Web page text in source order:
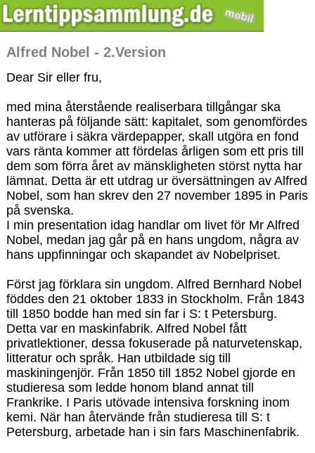
Alfred Nobel - 2.Version
Dear Sir eller fru,
med mina återstående realiserbara tillgångar ska
hanteras på följande sätt: kapitalet, som genomfördes
av utförare i säkra värdepapper, skall utgöra en fond
vars ränta kommer att fördelas årligen som ett pris till
dem som förra året av mänskligheten störst nytta har
lämnat. Detta är ett utdrag ur översättningen av Alfred
Nobel, som han skrev den 27 november 1895 in Paris
på svenska.
I min presentation idag handlar om livet för Mr Alfred
Nobel, medan jag går på en hans ungdom, några av
hans uppfinningar och skapandet av Nobelpriset.
Först jag förklara sin ungdom. Alfred Bernhard Nobel
föddes den 21 oktober 1833 in Stockholm. Från 1843
till 1850 bodde han med sin far i S: t Petersburg.
Detta var en maskinfabrik. Alfred Nobel fått
privatlektioner, dessa fokuserade på naturvetenskap,
litteratur och språk. Han utbildade sig till
maskiningenjör. Från 1850 till 1852 Nobel gjorde en
studieresa som ledde honom bland annat till
Frankrike. I Paris utövade intensiva forskning inom
kemi. När han återvände från studieresa till S: t
Petersburg, arbetade han i sin fars Maschinenfabrik.